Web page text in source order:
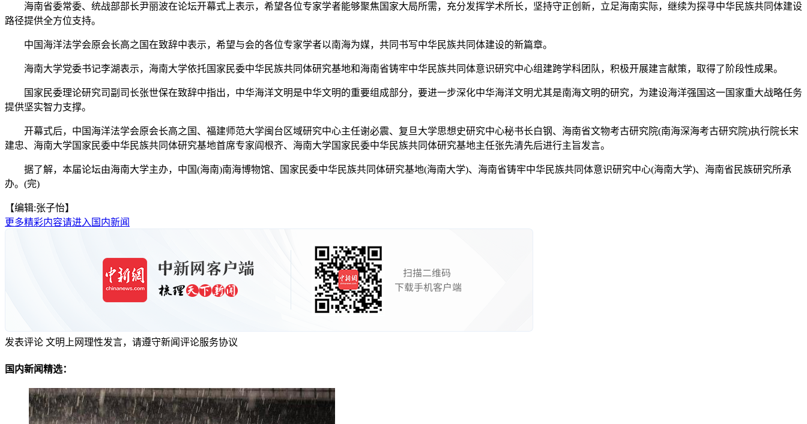
海南省委常委、统战部部长尹丽波在论坛开幕式上表示，希望各位专家学者能够聚焦国家大局所需，充分发挥学术所长，坚持守正创新，立足海南实际，继续为探寻中华民族共同体建设
路径提供全方位支持。
中国海洋法学会原会长高之国在致辞中表示，希望与会的各位专家学者以南海为媒，共同书写中华民族共同体建设的新篇章。
海南大学党委书记李湖表示，海南大学依托国家民委中华民族共同体研究基地和海南省铸牢中华民族共同体意识研究中心组建跨学科团队，积极开展建言献策，取得了阶段性成果。
国家民委理论研究司副司长张世保在致辞中指出，中华海洋文明是中华文明的重要组成部分，要进一步深化中华海洋文明尤其是南海文明的研究，为建设海洋强国这一国家重大战略任务
提供坚实智力支撑。
开幕式后，中国海洋法学会原会长高之国、福建师范大学闽台区域研究中心主任谢必震、复旦大学思想史研究中心秘书长白钢、海南省文物考古研究院(南海深海考古研究院)执行院长宋
建忠、海南大学国家民委中华民族共同体研究基地首席专家阎根齐、海南大学国家民委中华民族共同体研究基地主任张先清先后进行主旨发言。
据了解，本届论坛由海南大学主办，中国(海南)南海博物馆、国家民委中华民族共同体研究基地(海南大学)、海南省铸牢中华民族共同体意识研究中心(海南大学)、海南省民族研究所承
办。(完)
【编辑:张子怡】
更多精彩内容请进入国内新闻
发表评论 文明上网理性发言，请遵守新闻评论服务协议
国内新闻精选：